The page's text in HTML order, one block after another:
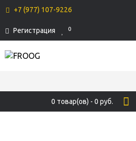
+7 (977) 107-9226
Регистрация 0
0 товар(ов) - 0 руб.